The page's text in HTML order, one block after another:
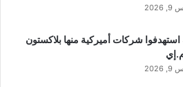
شركات أميركية منها بلاكستون